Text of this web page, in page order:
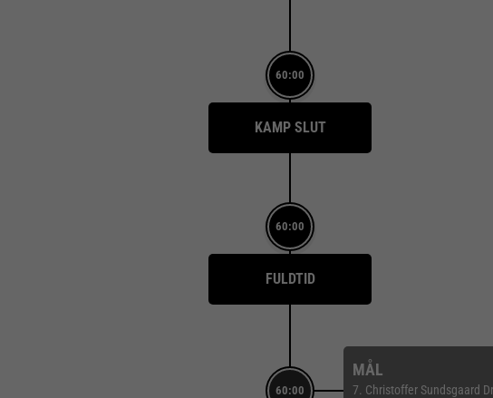
60:00
KAMP SLUT
60:00
FULDTID
60:00
MÅL
7. Christoffer Sundsgaard